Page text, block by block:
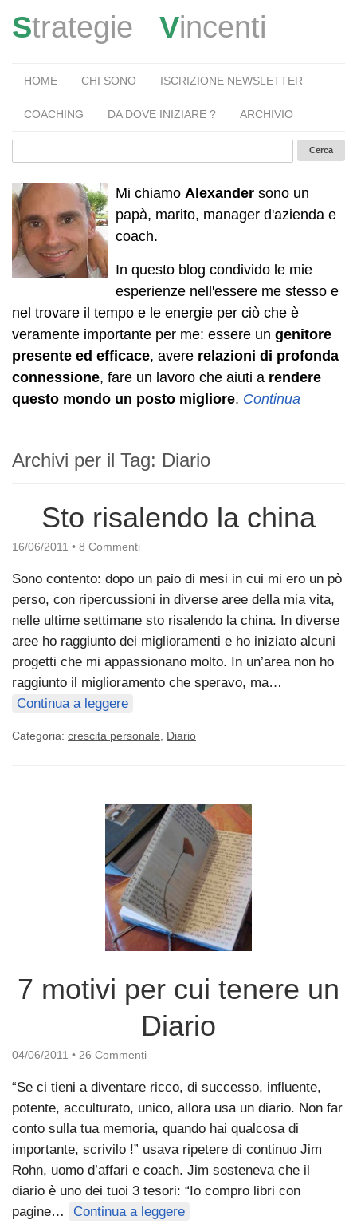
Strategie Vincenti
HOME CHI SONO ISCRIZIONE NEWSLETTER
COACHING DA DOVE INIZIARE ? ARCHIVIO
Mi chiamo Alexander sono un
papà, marito, manager d'azienda e
coach.
In questo blog condivido le mie
esperienze nell'essere me stesso e
nel trovare il tempo e le energie per ciò che è
veramente importante per me: essere un genitore
presente ed efficace, avere relazioni di profonda
connessione, fare un lavoro che aiuti a rendere
questo mondo un posto migliore. Continua
Archivi per il Tag: Diario
Sto risalendo la china
16/06/2011 • 8 Commenti
Sono contento: dopo un paio di mesi in cui mi ero un pò
perso, con ripercussioni in diverse aree della mia vita,
nelle ultime settimane sto risalendo la china. In diverse
aree ho raggiunto dei miglioramenti e ho iniziato alcuni
progetti che mi appassionano molto. In un’area non ho
raggiunto il miglioramento che speravo, ma…
Continua a leggere
Categoria: crescita personale Diario
7 motivi per cui tenere un
Diario
04/06/2011 • 26 Commenti
“Se ci tieni a diventare ricco, di successo, influente,
potente, acculturato, unico, allora usa un diario. Non far
conto sulla tua memoria, quando hai qualcosa di
importante, scrivilo !” usava ripetere di continuo Jim
Rohn, uomo d’affari e coach. Jim sosteneva che il
diario è uno dei tuoi 3 tesori: “Io compro libri con
pagine…
Continua a leggere